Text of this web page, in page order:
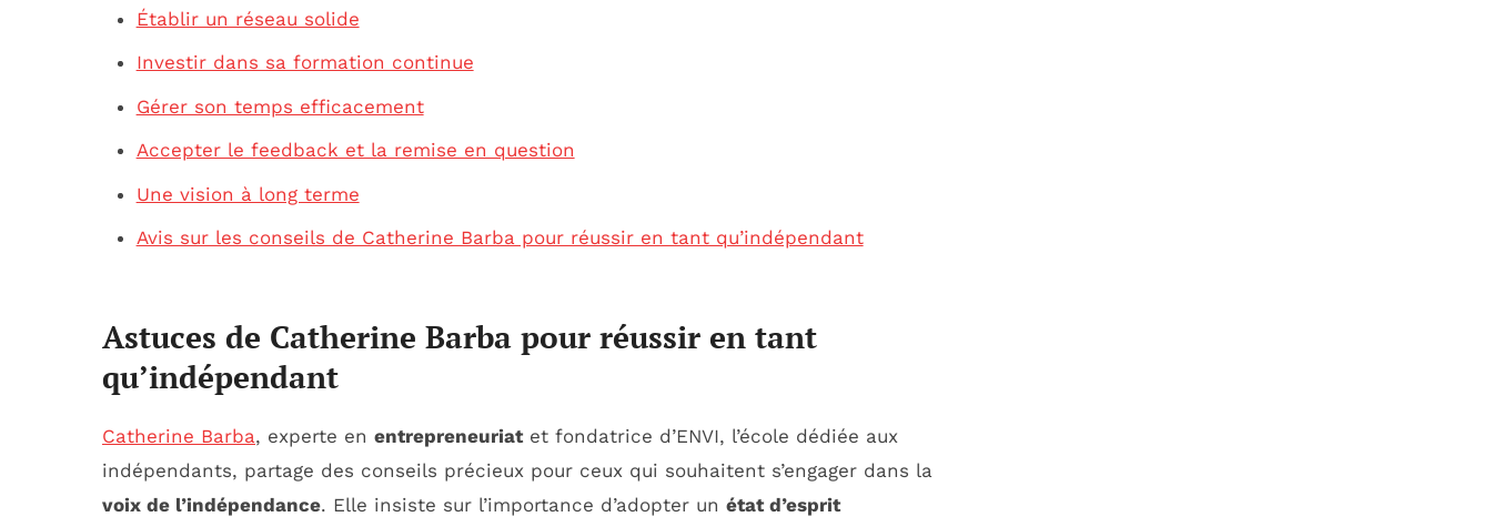
Établir un réseau solide
Investir dans sa formation continue
Gérer son temps efficacement
Accepter le feedback et la remise en question
Une vision à long terme
Avis sur les conseils de Catherine Barba pour réussir en tant qu’indépendant
Astuces de Catherine Barba pour réussir en tant
qu’indépendant
Catherine Barba, experte en entrepreneuriatet fondatrice d’ENVI, l’école dédiée aux
indépendants, partage des conseils précieux pour ceux qui souhaitent s’engager dans la
voix de l’indépendance. Elle insiste sur l’importance d’adopter un état d’esprit